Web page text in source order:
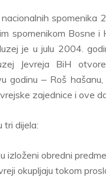
spomenika
spomenikom Bosne
je u julu 2004.
Jevreja BiH
godinu ‒ Roš
zajednice i ove
tri dijela:
izloženi obredni
okupljaju tokom